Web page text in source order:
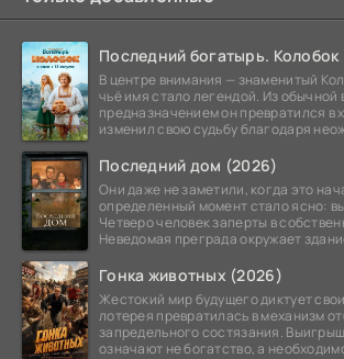
Последний богатырь.
В центре внимания — знаменитый
чьё имя стало легендой. Из обычной
предназначением он превратился в
изменил свою судьбу благодаря
Последний дом (2026)
Они даже не заметили, когда это
определенный момент стало ясно:
Четверо человек заперты в
Неведомая преграда окружает
Гонка животных (2026)
Жестокий мир будущего диктует
лотерея превратилась в механизм
запредельного состязания.
означают не богатство, а